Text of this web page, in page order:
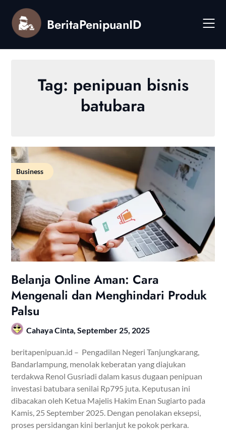
content
BeritaPenipuanID
Tag: penipuan bisnis
batubara
Business
Belanja Online Aman: Cara
Mengenali dan Menghindari Produk
Palsu
Cahaya Cinta,September 25, 2025
beritapenipuan.id – Pengadilan Negeri Tanjungkarang,
Bandarlampung, menolak keberatan yang diajukan
terdakwa Renol Gusriadi dalam kasus dugaan penipuan
investasi batubara senilai Rp795 juta. Keputusan ini
dibacakan oleh Ketua Majelis Hakim Enan Sugiarto pada
Kamis, 25 September 2025. Dengan penolakan eksepsi,
proses persidangan kini berlanjut ke pokok perkara.